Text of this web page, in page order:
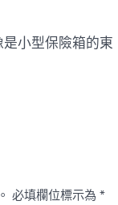
小型保險箱的東
必填欄位標示為*